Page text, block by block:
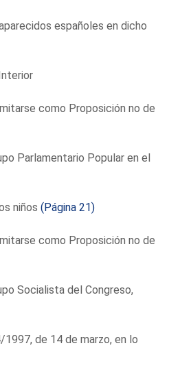
españoles en dicho
como Proposición no de
Parlamentario Popular en el
niños(Página 21)
como Proposición no de
Socialista del Congreso,
de 14 de marzo, en lo